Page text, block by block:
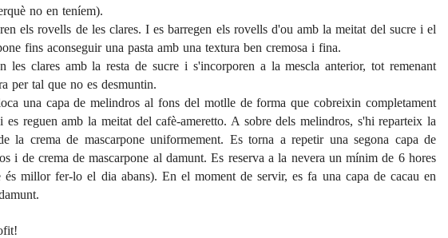
no en teníem).
els rovells de les clares. I es barregen els rovells d'ou amb la meitat del sucre i el
fins aconseguir una pasta amb una textura ben cremosa i fina.
les clares amb la resta de sucre i s'incorporen a la mescla anterior, tot remenant
per tal que no es desmuntin.
una capa de melindros al fons del motlle de forma que cobreixin completament
es reguen amb la meitat del cafè-ameretto. A sobre dels melindros, s'hi reparteix la
la crema de mascarpone uniformement. Es torna a repetir una segona capa de
i de crema de mascarpone al damunt. Es reserva a la nevera un mínim de 6 hores
és millor fer-lo el dia abans). En el moment de servir, es fa una capa de cacau en